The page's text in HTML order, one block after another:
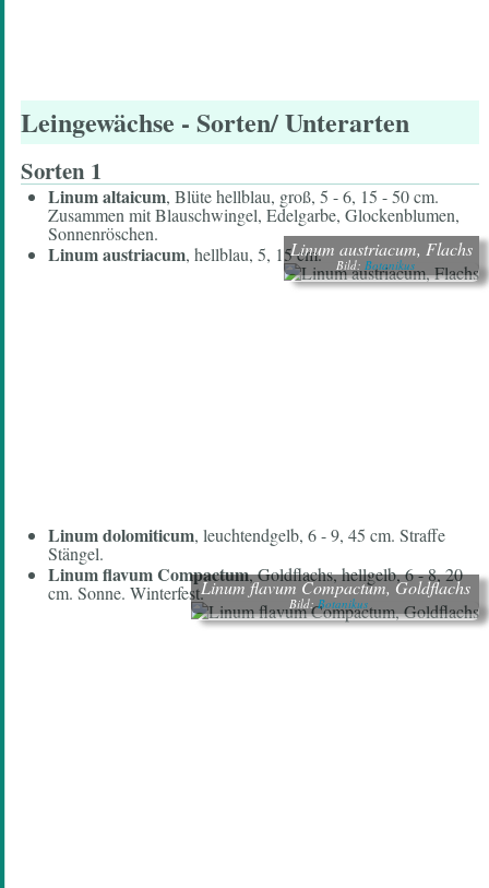
Leingewächse - Sorten/ Unterarten
Sorten 1
Linum altaicum, Blüte hellblau, groß, 5 - 6, 15 - 50 cm.
Zusammen mit Blauschwingel, Edelgarbe, Glockenblumen,
Sonnenröschen.
Linum austriacum, hellblau, 5, 15 cm.Linum austriacum, Flachs
Bild: Botanikus
Linum dolomiticum, leuchtendgelb, 6 - 9, 45 cm. Straffe
Stängel.
Linum flavum Compactum, Goldflachs, hellgelb, 6 - 8, 20
cm. Sonne. Winterfest.Linum flavum Compactum, Goldflachs
Bild:Botanikus